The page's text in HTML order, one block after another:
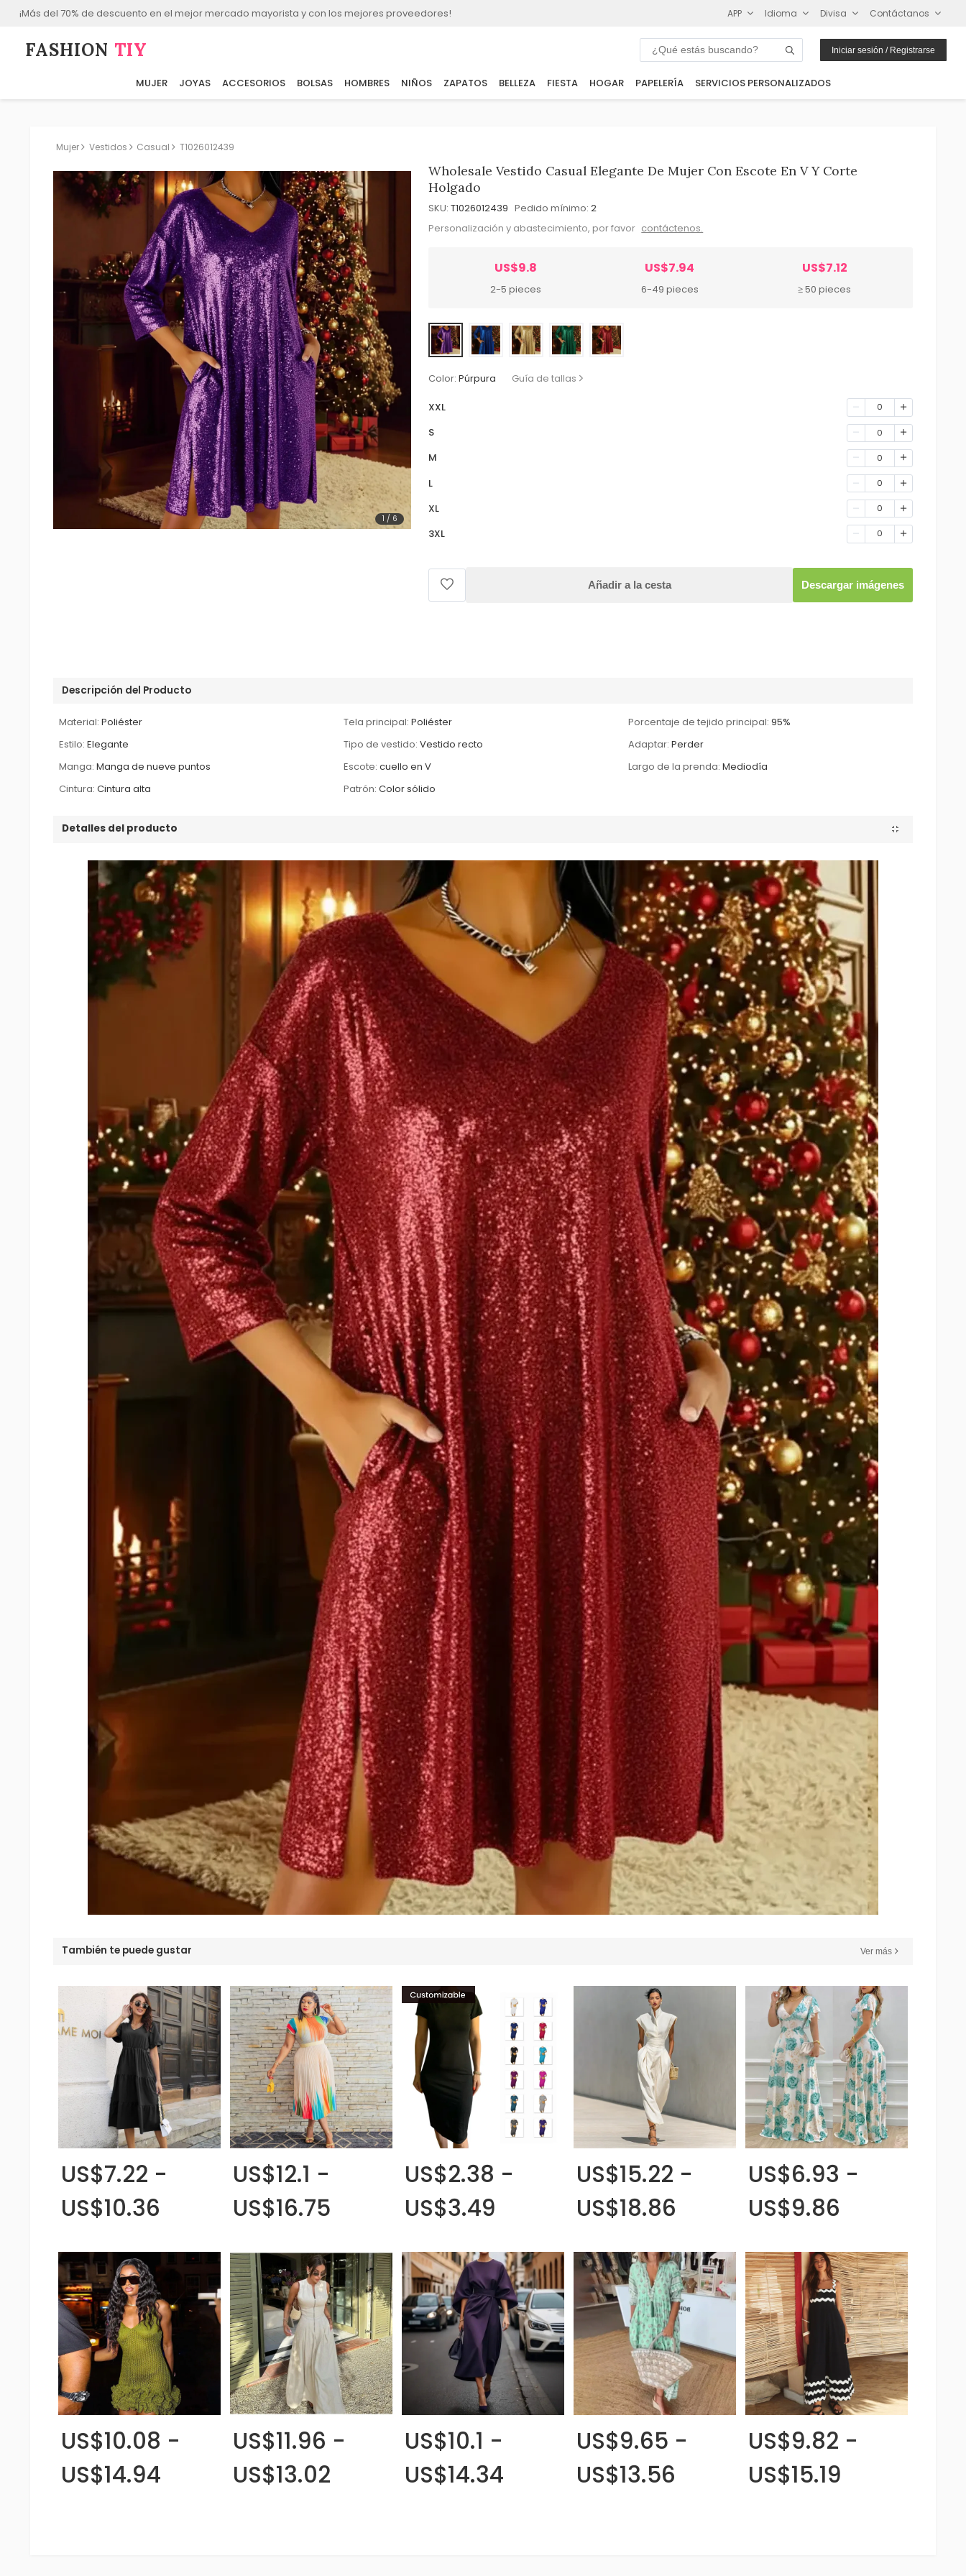
¡Más del 70% de descuento en el mejor mercado mayorista y con los mejores proveedores! APP Idioma Divisa Contáctanos
FASHION⁠ TIY Iniciar sesión / Registrarse
MUJER JOYAS ACCESORIOS BOLSAS HOMBRES NIÑOS ZAPATOS BELLEZA FIESTA HOGAR PAPELERÍA SERVICIOS PERSONALIZADOS
Mujer Vestidos Casual T1026012439
1 / 6
Wholesale Vestido Casual Elegante De Mujer Con Escote En V Y Corte
Holgado
SKU: T1026012439 Pedido mínimo: 2
Personalización y abastecimiento, por favor contáctenos.
US$9.8
2-5 pieces
US$7.94
6-49 pieces
US$7.12
≥ 50 pieces
Color: Púrpura Guía de tallas
XXL 0
S 0
M 0
L 0
XL 0
3XL 0
Añadir a la cesta Descargar imágenes
Descripción del Producto
Material: Poliéster Tela principal: Poliéster Porcentaje de tejido principal: 95%
Estilo: Elegante Tipo de vestido: Vestido recto Adaptar: Perder
Manga: Manga de nueve puntos Escote: cuello en V Largo de la prenda: Mediodía
Cintura: Cintura alta Patrón: Color sólido
Detalles del producto
También te puede gustar Ver más
US$7.22 -
US$10.36
US$12.1 -
US$16.75
US$2.38 -
US$3.49
US$15.22 -
US$18.86
US$6.93 -
US$9.86
US$10.08 -
US$14.94
US$11.96 -
US$13.02
US$10.1 -
US$14.34
US$9.65 -
US$13.56
US$9.82 -
US$15.19